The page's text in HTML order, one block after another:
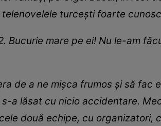
turcești foarte
Bucurie mare pe ei! Nu le-am
de a ne mișca frumos și să fac
a lăsat cu nicio accidentare.
două echipe, cu organizatori,